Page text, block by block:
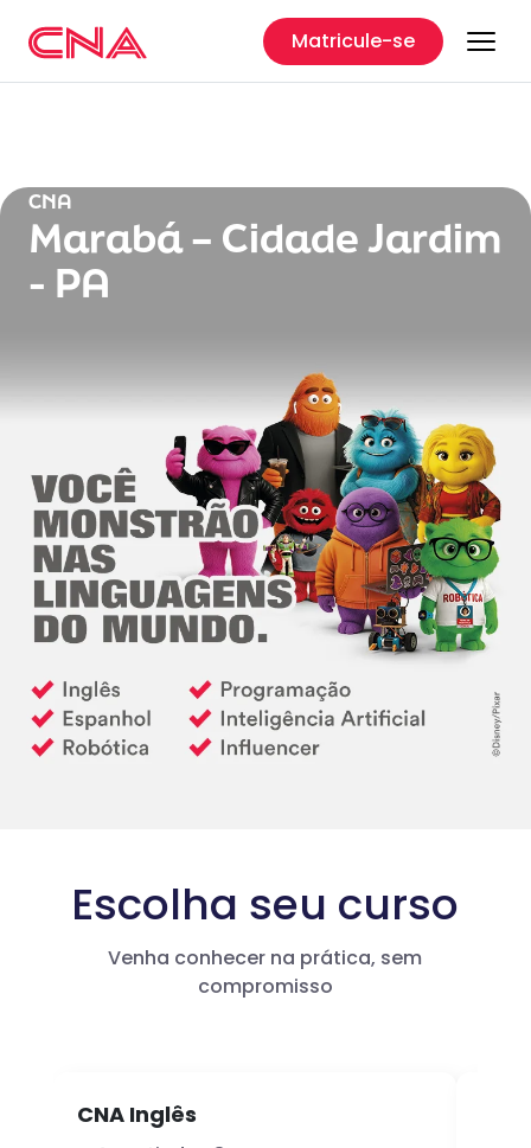
Matricule-se
CNA
Marabá – Cidade Jardim
- PA
Escolha seu curso
Venha conhecer na prática, sem
compromisso
CNA Inglês